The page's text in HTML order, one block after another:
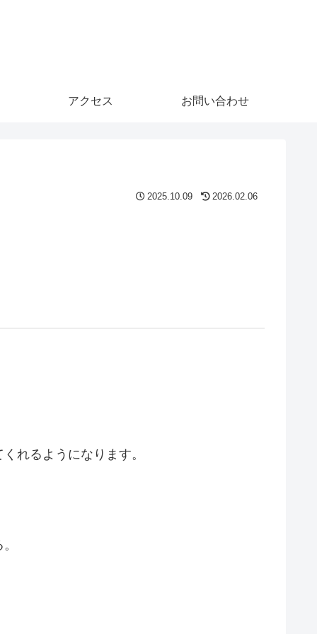
アクセス お問い合わせ
2025.10.09 2026.02.06
れるようになります。